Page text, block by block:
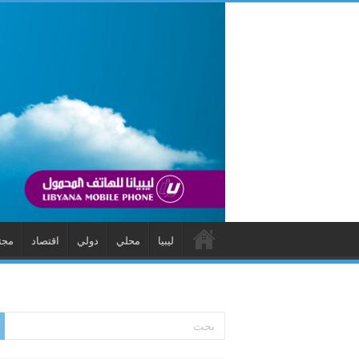
ليبيا محلي دولي اقتصاد